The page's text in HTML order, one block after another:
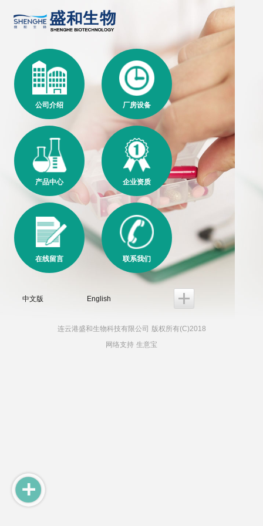
公司介绍 厂房设备
产品中心 企业资质
在线留言 联系我们
中文版 English
连云港盛和生物科技有限公司 版权所有(C)2018
网络支持 生意宝